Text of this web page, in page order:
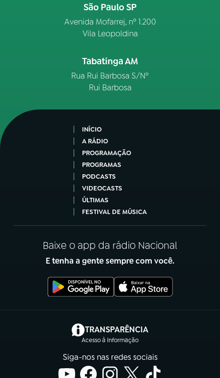
São Paulo SP
Avenida Mofarrej, nº 1.200
Vila Leopoldina
Tabatinga AM
Rua Rui Barbosa S/Nº
Rui Barbosa
INÍCIO
A RÁDIO
PROGRAMAÇÃO
PROGRAMAS
PODCASTS
VIDEOCASTS
ÚLTIMAS
FESTIVAL DE MÚSICA
Baixe o app da rádio Nacional
E tenha a gente sempre com você.
TRANSPARÊNCIA
Acesso à Informação
(abre em nova aba)
Siga-nos nas redes sociais